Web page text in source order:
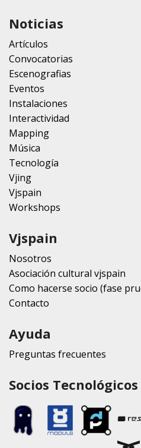
Noticias
Artículos
Convocatorias
Escenografias
Eventos
Instalaciones
Interactividad
Mapping
Música
Tecnología
Vjing
Vjspain
Workshops
Vjspain
Nosotros
Asociación cultural vjspain
Como hacerse socio (fase
Contacto
Ayuda
Preguntas frecuentes
Socios Tecnológicos